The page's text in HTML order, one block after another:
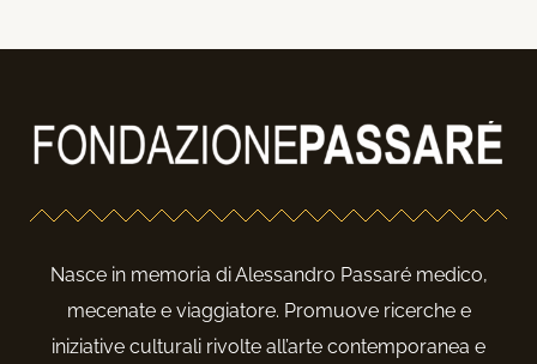
Nasce in memoria di Alessandro Passaré medico,
mecenate e viaggiatore. Promuove ricerche e
iniziative culturali rivolte all’arte contemporanea e